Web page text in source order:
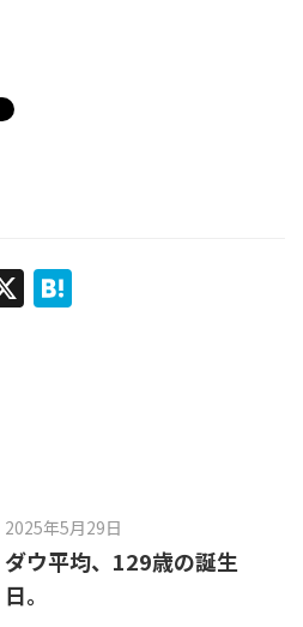
X
2025年5月29日
ダウ平均、129歳の誕生
日。